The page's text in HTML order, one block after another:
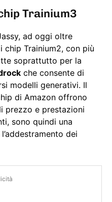
Trainium3
ad oggi oltre
chip Trainium2, con più
soprattutto per la
che consente di
modelli generativi. Il
di Amazon offrono
prezzo e prestazioni
sono quindi una
dei